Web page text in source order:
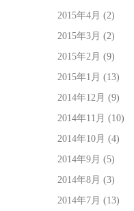
2015年4月 (2)
2015年3月 (2)
2015年2月 (9)
2015年1月 (13)
2014年12月 (9)
2014年11月 (10)
2014年10月 (4)
2014年9月 (5)
2014年8月 (3)
2014年7月 (13)